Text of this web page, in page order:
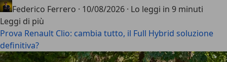
Federico Ferrero · 10/08/2026 · Lo leggi in 9 minuti
Leggi di più
Prova Renault Clio: cambia tutto, il Full Hybrid soluzione
definitiva?